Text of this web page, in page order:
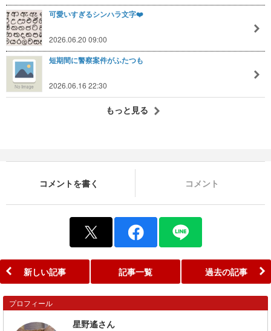
可愛いすぎるシンハラ文字❤️
2026.06.20 09:00
短期間に警察案件がふたつも
2026.06.16 22:30
もっと見る
コメントを書く コメント
新しい記事 記事一覧 過去の記事
プロフィール
星野遙さん